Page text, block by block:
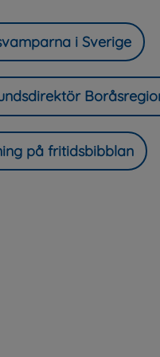
i Sverige
på fritidsbibblan